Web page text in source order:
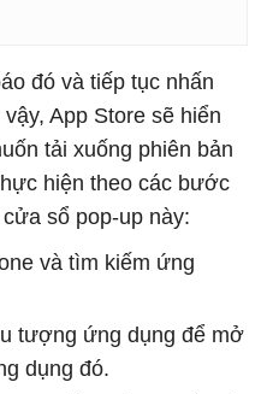
đó và tiếp tục nhấn
App Store sẽ hiển
tải xuống phiên bản
hiện theo các bước
sổ pop-up này:
và tìm kiếm ứng
tượng ứng dụng để mở
dụng đó.